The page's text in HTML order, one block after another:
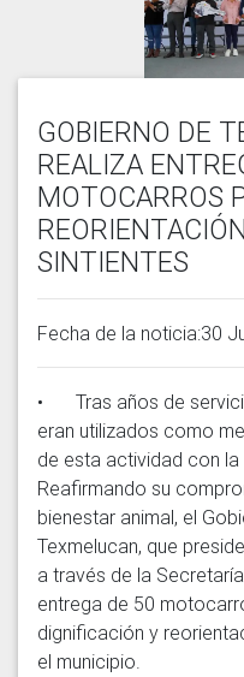
GOBIERNO DE
REALIZA
MOTOCARROS
SINTIENTES
Fecha de la noticia:30
•	Tras años de servicio, los seres sintientes que
eran utilizados como
de esta actividad con
Reafirmando su
bienestar animal, el
Texmelucan, que
a través de la
entrega de 50
dignificación y
el municipio.